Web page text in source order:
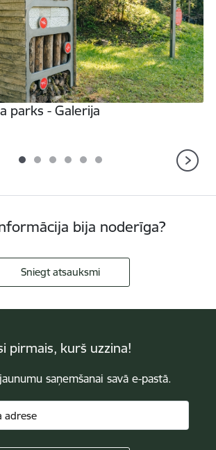
parks - Galerija
bija noderīga?
Sniegt atsauksmi
pirmais, kurš uzzina!
saņemšanai savā e-pastā.